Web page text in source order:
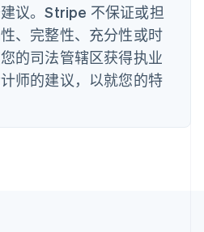
议。Stripe 不保证或担
、完整性、充分性或时
的司法管辖区获得执业
师的建议，以就您的特